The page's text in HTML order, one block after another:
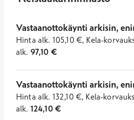
Vastaanottokäynti arkisin,
Hinta alk. 105,10 €, Kela-
alk. 97,10 €
Vastaanottokäynti arkisin,
Hinta alk. 132,10 €, Kela-
alk. 124,10€